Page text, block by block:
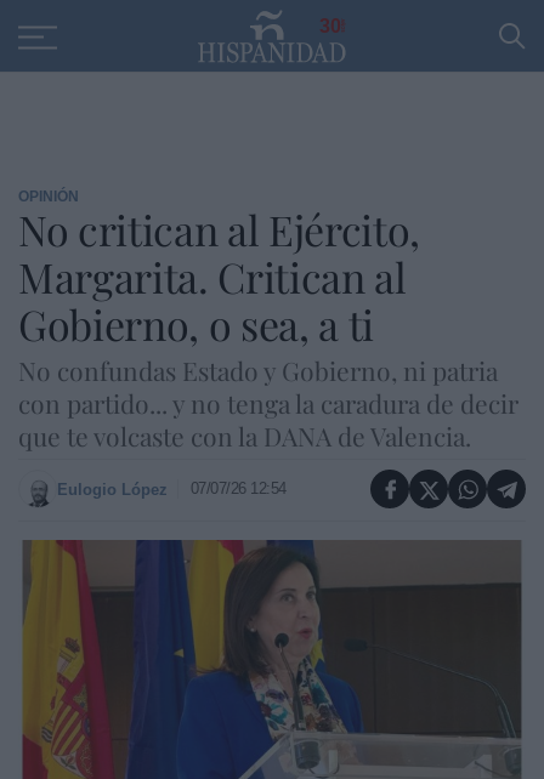
30
OPINIÓN
No critican al Ejército,
Margarita. Critican al
Gobierno, o sea, a ti
No confundas Estado y Gobierno, ni patria
con partido... y no tenga la caradura de decir
que te volcaste con la DANA de Valencia.
Eulogio López 07/07/26 12:54